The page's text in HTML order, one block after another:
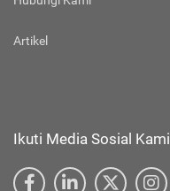
Artikel
Ikuti Media Sosial Kami